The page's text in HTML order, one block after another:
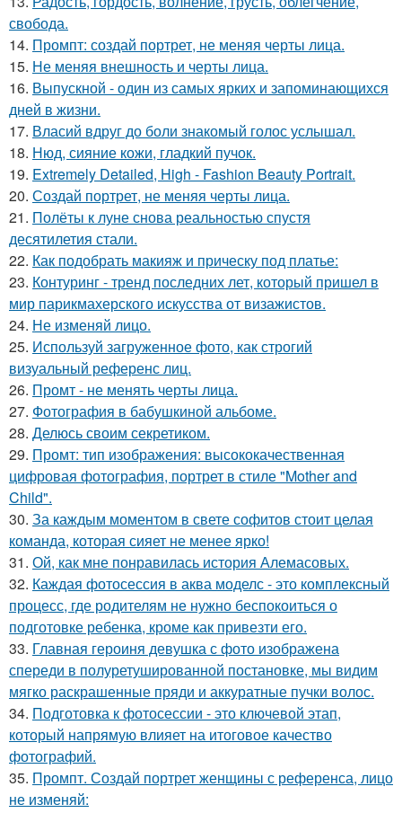
свобода.
14. Промпт: создай портрет, не меняя черты лица.
15. Не меняя внешность и черты лица.
16. Выпускной - один из самых ярких и запоминающихся
дней в жизни.
17. Власий вдруг до боли знакомый голос услышал.
18. Нюд, сияние кожи, гладкий пучок.
19. Extremely Detailed, High - Fashion Beauty Portrait.
20. Создай портрет, не меняя черты лица.
21. Полёты к луне снова реальностью спустя
десятилетия стали.
22. Как подобрать макияж и прическу под платье:
23. Контуринг - тренд последних лет, который пришел в
мир парикмахерского искусства от визажистов.
24. Не изменяй лицо.
25. Используй загруженное фото, как строгий
визуальный референс лиц.
26. Промт - не менять черты лица.
27. Фотография в бабушкиной альбоме.
28. Делюсь своим секретиком.
29. Промт: тип изображения: высококачественная
цифровая фотография, портрет в стиле "Mother and
Child".
30. За каждым моментом в свете софитов стоит целая
команда, которая сияет не менее ярко!
31. Ой, как мне понравилась история Алемасовых.
32. Каждая фотосессия в аква моделс - это комплексный
процесс, где родителям не нужно беспокоиться о
подготовке ребенка, кроме как привезти его.
33. Главная героиня девушка с фото изображена
спереди в полуретушированной постановке, мы видим
мягко раскрашенные пряди и аккуратные пучки волос.
34. Подготовка к фотосессии - это ключевой этап,
который напрямую влияет на итоговое качество
фотографий.
35. Промпт. Создай портрет женщины с референса, лицо
не изменяй: